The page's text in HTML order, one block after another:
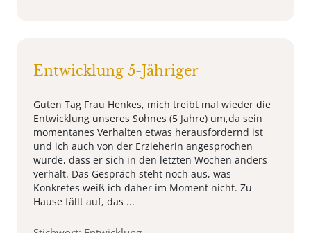
Entwicklung 5-Jähriger
Guten Tag Frau Henkes, mich treibt mal wieder die
Entwicklung unseres Sohnes (5 Jahre) um,da sein
momentanes Verhalten etwas herausfordernd ist
und ich auch von der Erzieherin angesprochen
wurde, dass er sich in den letzten Wochen anders
verhält. Das Gespräch steht noch aus, was
Konkretes weiß ich daher im Moment nicht. Zu
Hause fällt auf, das ...